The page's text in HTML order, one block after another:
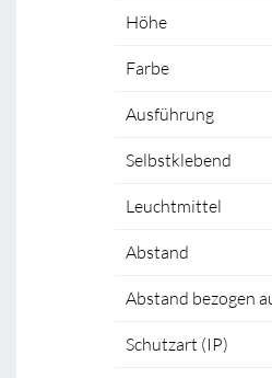
Höhe
Farbe
Ausführung
Selbstklebend
Leuchtmittel
Abstand
Abstand bezogen
Schutzart (IP)